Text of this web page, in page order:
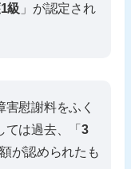
級 」が認定され
害慰謝料をふく
は過去、「 3
が認められたも